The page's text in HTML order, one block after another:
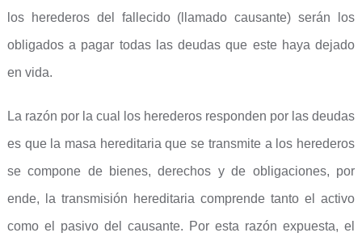
los herederos del fallecido (llamado causante) serán los
obligados a pagar todas las deudas que este haya dejado
en vida.
La razón por la cual los herederos responden por las deudas
es que la masa hereditaria que se transmite a los herederos
se compone de bienes, derechos y de obligaciones, por
ende, la transmisión hereditaria comprende tanto el activo
como el pasivo del causante. Por esta razón expuesta, el